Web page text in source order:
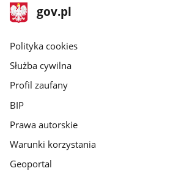
stopka
gov.pl
Strona
gov.pl
gov.pl
Polityka cookies
Służba cywilna
Profil zaufany
BIP
Prawa autorskie
Warunki korzystania
Geoportal